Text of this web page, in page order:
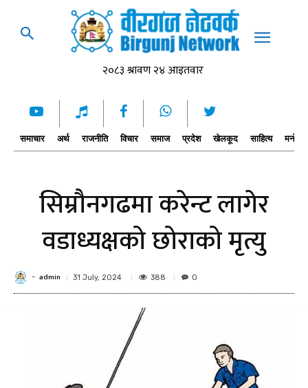
समाचार अर्थ राजनीति विचार समाज प्रदेश खेलकूद साहित्य
सिम्रौनगढमा करेन्ट लागेर
वडाध्यक्षको छोराको मृत्यु
- admin 31 July, 2024 388 0